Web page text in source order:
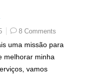
8 Comments
uma missão para
melhorar minha
vamos